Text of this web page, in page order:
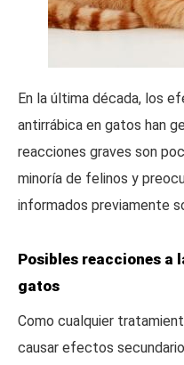
En la última década, los
antirrábica en gatos han
reacciones graves son
minoría de felinos y
informados previamente
Posibles reacciones a
gatos
Como cualquier
causar efectos